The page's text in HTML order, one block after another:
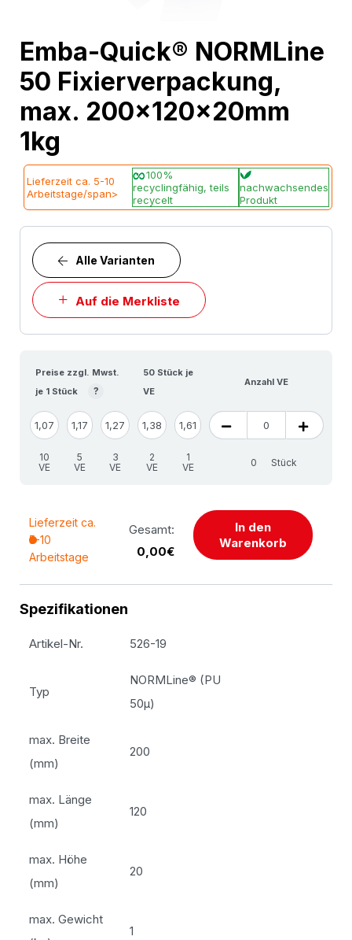
to
the
of
the
images
gallery
Emba-Quick® NORMLine
50 Fixierverpackung,
max. 200x120x20mm
1kg
Lieferzeit ca. 5-10
Arbeitstage/span>
100%
recyclingfähig, teils
recycelt
nachwachsendes
Produkt
Auf die Merkliste
Alle Varianten
Preise zzgl. Mwst.
je 1 Stück
?
50 Stück je
VE
Anzahl VE
1,07 1,17 1,27 1,38 1,61
10
VE
5
VE
3
VE
2
VE
1
VE
Stück
Lieferzeit ca.
5-10
Arbeitstage
Gesamt:
0,00€
In den
Warenkorb
Spezifikationen
Artikel-Nr. 526-19
Typ
NORMLine® (PU
50µ)
max. Breite
(mm)
200
max. Länge
(mm)
120
max. Höhe
(mm)
20
max. Gewicht
1